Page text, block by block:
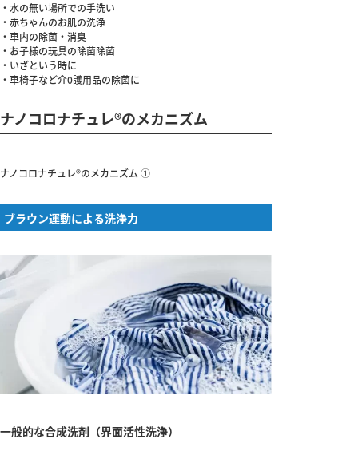
・水の無い場所での手洗い
・赤ちゃんのお肌の洗浄
・車内の除菌・消臭
・お子様の玩具の除菌除菌
・いざという時に
・車椅子など介0護用品の除菌に
ナノコロナチュレ®のメカニズム
ナノコロナチュレ®のメカニズム ①
ブラウン運動による洗浄力
一般的な合成洗剤（界面活性洗浄）